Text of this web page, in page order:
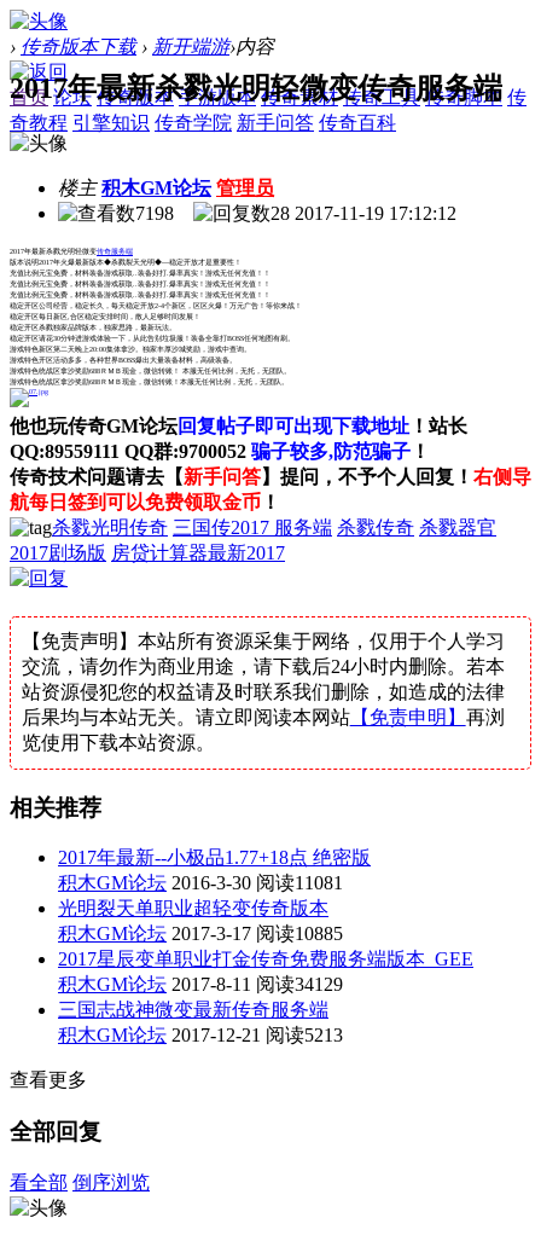
› 传奇版本下载 › 新开端游›内容
首页 论坛 传奇版本 手游版本 传奇素材 传奇工具 传奇脚本 传
奇教程 引擎知识 传奇学院 新手问答 传奇百科
2017年最新杀戮光明轻微变传奇服务端
楼主 积木GM论坛 管理员
7198
28 2017-11-19 17:12:12
2017年最新杀戮光明轻微变传奇服务端
版本说明2017年火爆最新版本◆杀戮裂天光明◆---稳定开放才是重要性！
充值比例元宝免费，材料装备游戏获取..装备好打.爆率真实！游戏无任何充值！！
充值比例元宝免费，材料装备游戏获取..装备好打.爆率真实！游戏无任何充值！！
充值比例元宝免费，材料装备游戏获取..装备好打.爆率真实！游戏无任何充值！！
稳定开区公司经营，稳定长久，每天稳定开放2-4个新区，区区火爆！万元广告！等你来战！
稳定开区每日新区,合区稳定安排时间，散人足够时间发展！
稳定开区杀戮独家品牌版本，独家思路，最新玩法。
稳定开区请花30分钟进游戏体验一下，从此告别垃圾服！装备全靠打BOSS任何地图有刷。
游戏特色新区第二天晚上20:00集体拿沙。独家丰厚沙城奖励，游戏中查询。
游戏特色开区活动多多，各种世界BOSS爆出大量装备材料，高级装备。
游戏特色统战区拿沙奖励688ＲＭＢ现金，微信转账！ 本服无任何比例，无托，无团队。
游戏特色统战区拿沙奖励688ＲＭＢ现金，微信转账！本服无任何比例，无托，无团队。
他也玩传奇GM论坛回复帖子即可出现下载地址 ！站长
QQ:89559111 QQ群:9700052 骗子较多,防范骗子 ！
传奇技术问题请去【新手问答】提问，不予个人回复！ 右侧导
航每日签到可以免费领取金币 ！
杀戮光明传奇 三国传2017 服务端 杀戮传奇 杀戮器官
2017剧场版 房贷计算器最新2017
【免责声明】本站所有资源采集于网络，仅用于个人学习
交流，请勿作为商业用途，请下载后24小时内删除。若本
站资源侵犯您的权益请及时联系我们删除，如造成的法律
后果均与本站无关。请立即阅读本网站【免责申明】 再浏
览使用下载本站资源。
相关推荐
2017年最新--小极品1.77+18点 绝密版
积木GM论坛 2016-3-30 阅读11081
光明裂天单职业超轻变传奇版本
积木GM论坛 2017-3-17 阅读10885
2017星辰变单职业打金传奇免费服务端版本_GEE
积木GM论坛 2017-8-11 阅读34129
三国志战神微变最新传奇服务端
积木GM论坛 2017-12-21 阅读5213
查看更多
全部回复
看全部 倒序浏览